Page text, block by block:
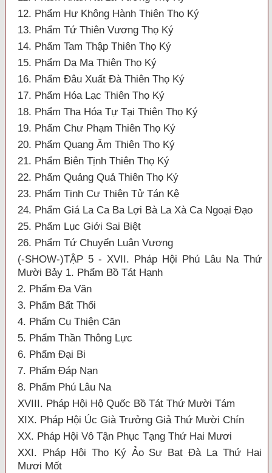
12. Phẩm Hư Không Hành Thiên Thọ Ký
13. Phẩm Tứ Thiên Vương Thọ Ký
14. Phẩm Tam Thập Thiên Thọ Ký
15. Phẩm Dạ Ma Thiên Thọ Ký
16. Phẩm Đâu Xuất Đà Thiên Thọ Ký
17. Phẩm Hóa Lạc Thiên Thọ Ký
18. Phẩm Tha Hóa Tự Tại Thiên Thọ Ký
19. Phẩm Chư Phạm Thiên Thọ Ký
20. Phẩm Quang Âm Thiên Thọ Ký
21. Phẩm Biên Tịnh Thiên Thọ Ký
22. Phẩm Quảng Quả Thiên Thọ Ký
23. Phẩm Tịnh Cư Thiên Tử Tán Kệ
24. Phẩm Giá La Ca Ba Lợi Bà La Xà Ca Ngoại Đạo
25. Phẩm Lục Giới Sai Biệt
26. Phẩm Tứ Chuyển Luân Vương
(-SHOW-)TẬP 5 - XVII. Pháp Hội Phú Lâu Na Thứ
Mười Bảy 1. Phẩm Bồ Tát Hạnh
2. Phẩm Đa Văn
3. Phẩm Bất Thối
4. Phẩm Cụ Thiện Căn
5. Phẩm Thần Thông Lực
6. Phẩm Đại Bi
7. Phẩm Đáp Nạn
8. Phẩm Phú Lâu Na
XVIII. Pháp Hội Hộ Quốc Bồ Tát Thứ Mười Tám
XIX. Pháp Hội Úc Già Trưởng Giả Thứ Mười Chín
XX. Pháp Hội Vô Tận Phục Tạng Thứ Hai Mươi
XXI. Pháp Hội Thọ Ký Ảo Sư Bạt Đà La Thứ Hai
Mươi Mốt